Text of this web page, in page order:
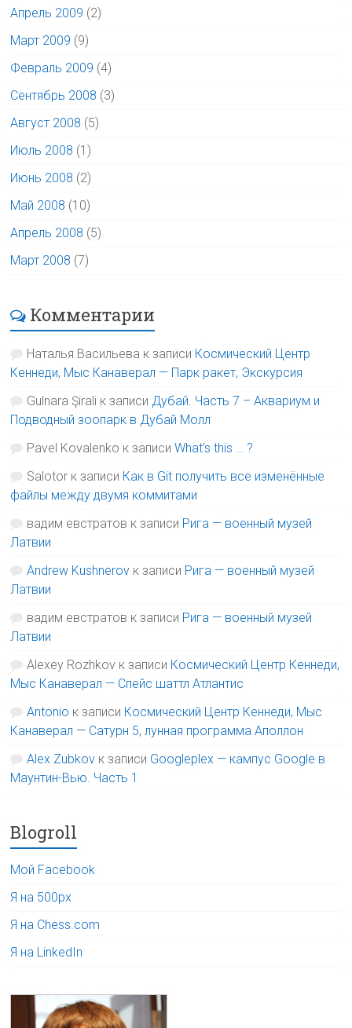
Апрель 2009 (2)
Март 2009 (9)
Февраль 2009 (4)
Сентябрь 2008 (3)
Август 2008 (5)
Июль 2008 (1)
Июнь 2008 (2)
Май 2008 (10)
Апрель 2008 (5)
Март 2008 (7)
Комментарии
Наталья Васильева к записи Космический Центр
Кеннеди, Мыс Канаверал — Парк ракет, Экскурсия
Gulnara Şirali к записи Дубай. Часть 7 – Аквариум и
Подводный зоопарк в Дубай Молл
Pavel Kovalenko к записиWhat’s this … ?
Salotor к записи Как в Git получить все изменённые
файлы между двумя коммитами
вадим евстратов к записи Рига — военный музей
Латвии
Andrew Kushnerov к записи Рига — военный музей
Латвии
вадим евстратов к записи Рига — военный музей
Латвии
Alexey Rozhkov к записи Космический Центр Кеннеди,
Мыс Канаверал — Спейс шаттл Атлантис
Antonio к записи Космический Центр Кеннеди, Мыс
Канаверал — Сатурн 5, лунная программа Аполлон
Alex Zubkov к записи Googleplex — кампус Google в
Маунтин-Вью. Часть 1
Blogroll
Мой Facebook
Я на 500px
Я на Chess.com
Я на LinkedIn